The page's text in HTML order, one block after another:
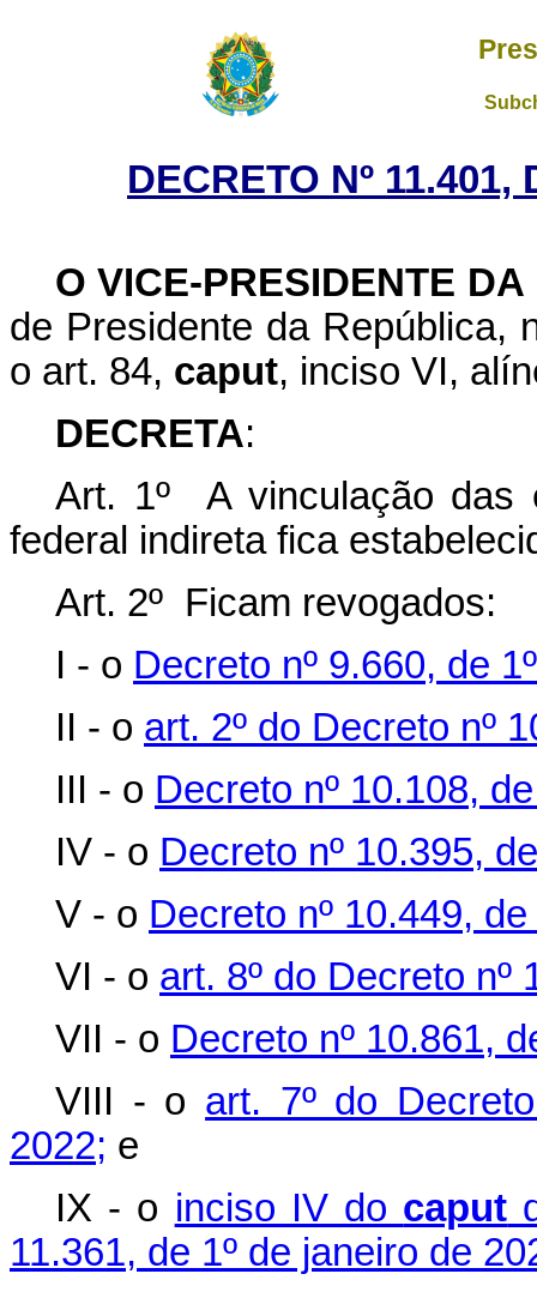
DECRETO Nº
O VICE-PRESIDENTE
de Presidente da República,
o art. 84, caput, inciso VI,
DECRETA:
Art. 1º A vinculação das
federal indireta fica
Art. 2º Ficam revogados:
I - o Decreto nº 9.660, de
II - o art. 2º do Decreto nº
III - o Decreto nº 10.108,
IV - o Decreto nº 10.395,
V - o Decreto nº 10.449,
VI - o art. 8º do Decreto
VII - o Decreto nº 10.861,
VIII - o art. 7º do
2022; e
IX - o inciso IV do caput
11.361, de 1º de janeiro de